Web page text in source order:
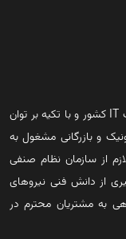
شرکت ستاک فناوری ویرا در راستای گسترش صنعت IT کشور و با تکیه بر توان
و بازرگانی مشغول به
از سازمان نظام صنفی
از دانش فنی نیروهای
مشتریان محترم در